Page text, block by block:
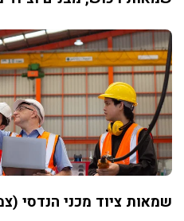
שמאות ציוד מכני הנדסי